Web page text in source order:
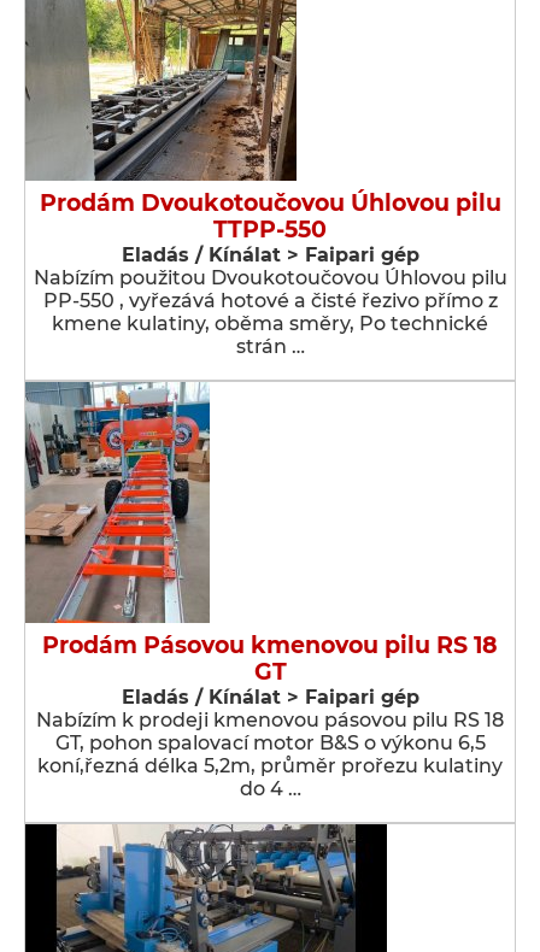
Prodám Dvoukotoučovou Úhlovou pilu
TTPP-550
Eladás / Kínálat > Faipari gép
Nabízím použitou Dvoukotoučovou Úhlovou pilu
PP-550 , vyřezává hotové a čisté řezivo přímo z
kmene kulatiny, oběma směry, Po technické
strán …
Prodám Pásovou kmenovou pilu RS 18
GT
Eladás / Kínálat > Faipari gép
Nabízím k prodeji kmenovou pásovou pilu RS 18
GT, pohon spalovací motor B&S o výkonu 6,5
koní,řezná délka 5,2m, průměr prořezu kulatiny
do 4 …